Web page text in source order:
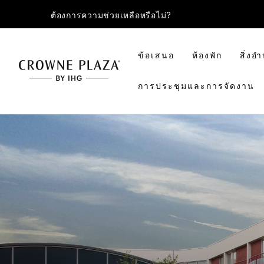
ต้องการความช่วยเหลือหรือไม่?
ข้อเสนอ ห้องพัก สิ่งอ
การประชุมและการจัดงาน